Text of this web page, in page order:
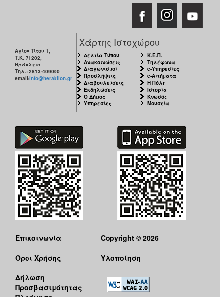
Αγίου Τίτου 1,
Τ.Κ. 71202,
Ηράκλειο
Τηλ.: 2813-409000
email:info@heraklion.gr
Χάρτης Ιστοχώρου
Δελτία Τύπου
Ανακοινώσεις
Διαγωνισμοί
Προσλήψεις
Διαβουλεύσεις
Εκδηλώσεις
Ο Δήμος
Υπηρεσίες
Κ.Ε.Π.
Τηλέφωνα
e-Υπηρεσίες
e-Αιτήματα
Η Πόλη
Ιστορία
Κνωσός
Μουσεία
Επικοινωνία
Όροι Χρήσης
Δήλωση
Προσβασιμότητας
Copyright © 2026
Υλοποίηση